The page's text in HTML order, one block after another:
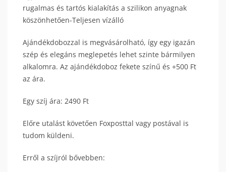
rugalmas és tartós kialakítás a szilikon anyagnak
köszönhetően-Teljesen vízálló
Ajándékdobozzal is megvásárolható, így egy igazán
szép és elegáns meglepetés lehet szinte bármilyen
alkalomra. Az ajándékdoboz fekete színű és +500 Ft
az ára.
Egy szíj ára: 2490 Ft
Előre utalást követően Foxposttal vagy postával is
tudom küldeni.
Erről a szíjról bővebben: